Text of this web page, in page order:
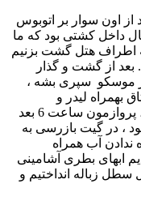
اون سوار بر اتوبوس
داخل کشتی بود که ما
اطراف هتل گشت بزنیم
از گشت و گذار
موسکو سپری بشه ،
بهمراه لیدر و
همسفران بسمت فرودگاه حرکت کردیم ، پروازمون ساعت 6 بعد
، در گیت بازرسی به
ندادن آب همراه
ابهای بطری آشامینی
سطل زباله انداختیم و